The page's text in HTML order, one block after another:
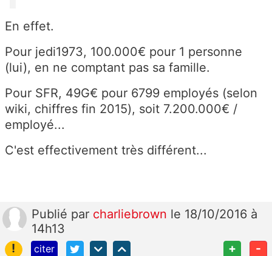
En effet.
Pour jedi1973, 100.000€ pour 1 personne
(lui), en ne comptant pas sa famille.
Pour SFR, 49G€ pour 6799 employés (selon
wiki, chiffres fin 2015), soit 7.200.000€ /
employé...
C'est effectivement très différent...
Publié par charliebrown le 18/10/2016 à
14h13
!
citer + -